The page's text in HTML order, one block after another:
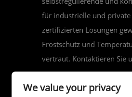
für industrielle und
zertifizierten Lösungen
Frostschutz und
vertraut. Kontaktieren Sie
We value your privacy